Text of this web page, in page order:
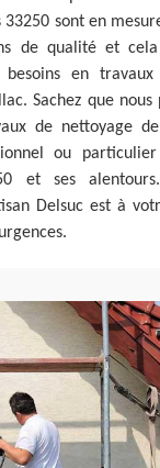
33250 sont en
de qualité et
besoins en
Sachez que
de nettoyage
ou
et ses
Delsuc est à